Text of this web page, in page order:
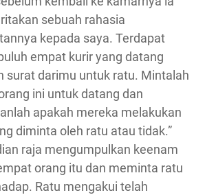
sebuah rahasia
kepada saya. Terdapat
empat kurir yang datang
surat darimu untuk ratu. Mintalah
ini untuk datang dan
apakah mereka melakukan
diminta oleh ratu atau tidak.”
raja mengumpulkan keenam
orang itu dan meminta ratu
Ratu mengakui telah